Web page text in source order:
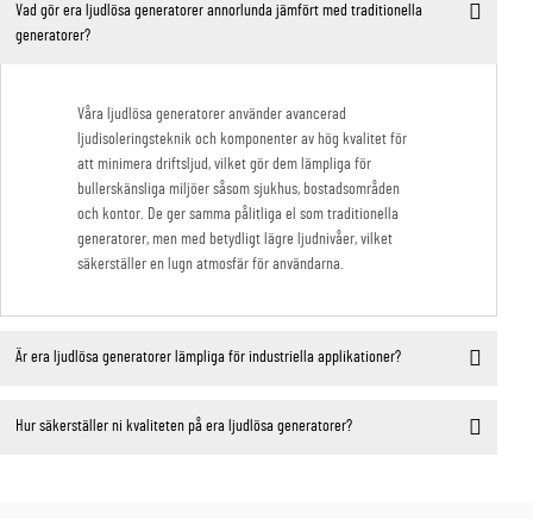
Vad gör era ljudlösa generatorer annorlunda jämfört med traditionella
generatorer?
Våra ljudlösa generatorer använder avancerad
ljudisoleringsteknik och komponenter av hög kvalitet för
att minimera driftsljud, vilket gör dem lämpliga för
bullerskänsliga miljöer såsom sjukhus, bostadsområden
och kontor. De ger samma pålitliga el som traditionella
generatorer, men med betydligt lägre ljudnivåer, vilket
säkerställer en lugn atmosfär för användarna.
Är era ljudlösa generatorer lämpliga för industriella applikationer?
Hur säkerställer ni kvaliteten på era ljudlösa generatorer?